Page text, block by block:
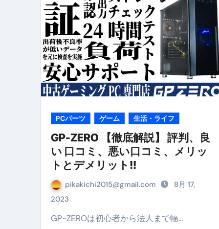
青森県震度6とベネゼエラM7級
Cookie同意管理ツール「
金融ブラックでも毎日「ビット
【輸入消費税】輸入に消費税は
この動画は国にすぐ消されま
意外にありえる？日経平均
アフィリエイト【稼げるキーワ
【必見】融資受けるなら”コレ
弁護士が教える「投資詐欺」
【PR】フリーランス必見！入
PCパーツ ゲーム 生活・ライフ
GP-ZERO 【徹底解説】 評判、良
い 口コミ、悪い口コミ、メリッ
トとデメリット!!
pikakichi2015@gmail.com
8月 17,
2023
GP-ZEROは初心者から法人まで幅…